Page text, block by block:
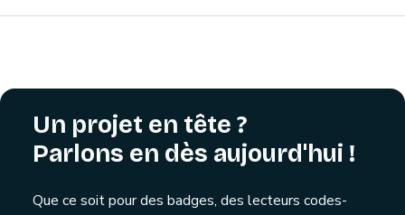
Un projet en tête ?
Parlons en dès aujourd'hui !
Que ce soit pour des badges, des lecteurs codes-